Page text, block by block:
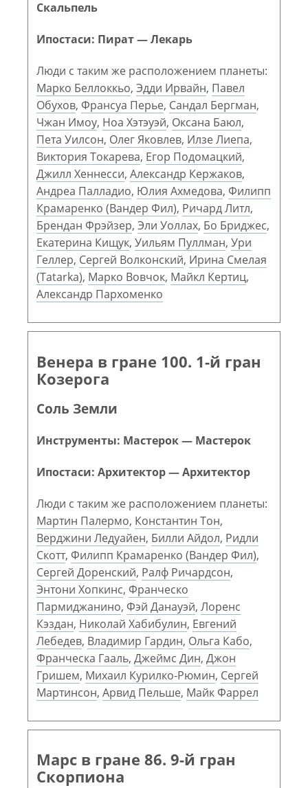
Скальпель
Ипостаси: Пират — Лекарь
Люди с таким же расположением планеты:
Марко Беллоккьо, Эдди Ирвайн, Павел
Обухов, Франсуа Перье, Сандал Бергман,
Чжан Имоу, Ноа Хэтэуэй, Оксана Баюл,
Пета Уилсон, Олег Яковлев, Илзе Лиепа,
Виктория Токарева, Егор Подомацкий,
Джилл Хеннесси, Александр Кержаков,
Андреа Палладио, Юлия Ахмедова, Филипп
Крамаренко (Вандер Фил), Ричард Литл,
Брендан Фрэйзер, Эли Уоллах, Бо Бриджес,
Екатерина Кищук, Уильям Пуллман, Ури
Геллер, Сергей Волконский, Ирина Смелая
(Tatarka), Марко Вовчок, Майкл Кертиц,
Александр Пархоменко
Венера в гране 100. 1-й гран
Козерога
Соль Земли
Инструменты: Мастерок — Мастерок
Ипостаси: Архитектор — Архитектор
Люди с таким же расположением планеты:
Мартин Палермо, Константин Тон,
Верджини Ледуайен, Билли Айдол, Ридли
Скотт, Филипп Крамаренко (Вандер Фил),
Сергей Доренский, Ралф Ричардсон,
Энтони Хопкинс, Франческо
Пармиджанино, Фэй Данауэй, Лоренс
Кэздан, Николай Хабибулин, Евгений
Лебедев, Владимир Гардин, Ольга Кабо,
Франческа Гааль, Джеймс Дин, Джон
Гришем, Михаил Курилко-Рюмин, Сергей
Мартинсон, Арвид Пельше, Майк Фаррел
Марс в гране 86. 9-й гран
Скорпиона